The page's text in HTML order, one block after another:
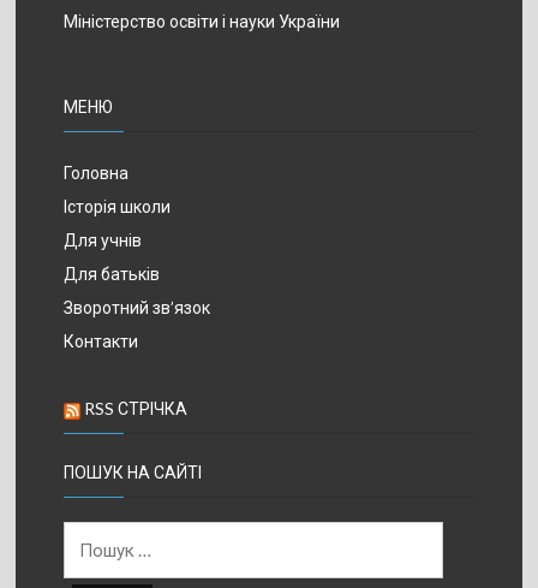
Міністерство освіти і науки України
МЕНЮ
Головна
Історія школи
Для учнів
Для батьків
Зворотний зв’язок
Контакти
RSS СТРІЧКА
ПОШУК НА САЙТІ